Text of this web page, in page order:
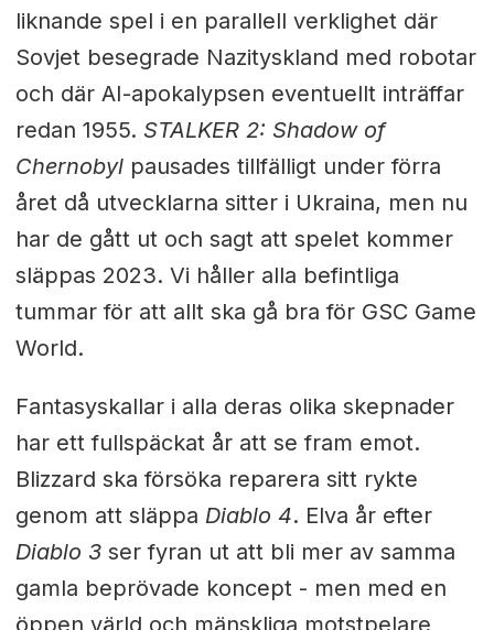
liknande spel i en parallell verklighet där
Sovjet besegrade Nazityskland med robotar
och där AI-apokalypsen eventuellt inträffar
redan 1955. STALKER 2: Shadow of
Chernobylpausades tillfälligt under förra
året då utvecklarna sitter i Ukraina, men nu
har de gått ut och sagt att spelet kommer
släppas 2023. Vi håller alla befintliga
tummar för att allt ska gå bra för GSC Game
World.
Fantasyskallar i alla deras olika skepnader
har ett fullspäckat år att se fram emot.
Blizzard ska försöka reparera sitt rykte
genom att släppa Diablo 4. Elva år efter
Diablo 3ser fyran ut att bli mer av samma
gamla beprövade koncept - men med en